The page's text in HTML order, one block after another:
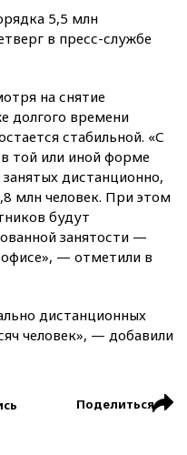
5,5 млн
в пресс-службе
на снятие
долгого времени
стабильной. «С
той или иной форме
дистанционно,
млн человек. При этом
будут
занятости —
— отметили в
дистанционных
человек», — добавили
Поделиться